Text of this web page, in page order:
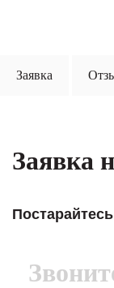
Заявка
Заявка